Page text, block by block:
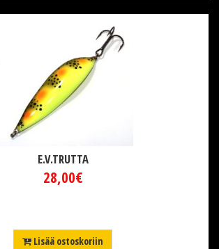
E.V.TRUTTA
28,00€
Lisää ostoskoriin